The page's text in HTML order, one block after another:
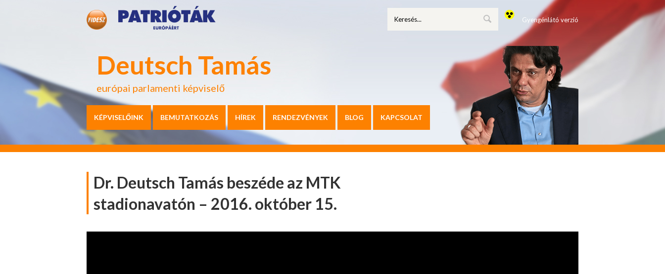
Deutsch Tamás
európai parlamenti képviselő
Gyengénlátó verzió
KÉPVISELŐINK BEMUTATKOZÁS HÍREK RENDEZVÉNYEK BLOG KAPCSOLAT
Dr. Deutsch Tamás beszéde az MTK
stadionavatón – 2016. október 15.